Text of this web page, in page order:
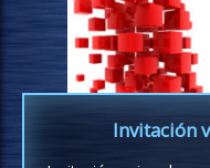
Invitación